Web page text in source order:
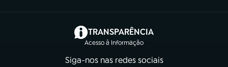
TRANSPARÊNCIA
Acesso à Informação
(abre em nova aba)
Siga-nos nas redes sociais